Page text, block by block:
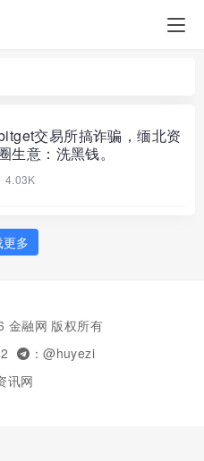
交易所搞诈骗，缅北资
生意：洗黑钱。
4.03K
多
金融网 版权所有
：@huyezi
讯网